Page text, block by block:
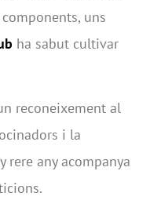
uns
ha sabut cultivar
reconeixement al
i la
rere any acompanya